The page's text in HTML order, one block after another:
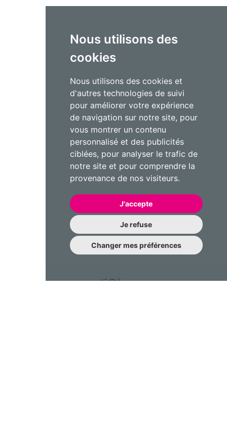
Nous utilisons des
cookies
Nous utilisons des cookies et
d'autres technologies de suivi
pour améliorer votre expérience
de navigation sur notre site, pour
vous montrer un contenu
personnalisé et des publicités
ciblées, pour analyser le trafic de
notre site et pour comprendre la
provenance de nos visiteurs.
J'accepte
Je refuse
Changer mes préférences